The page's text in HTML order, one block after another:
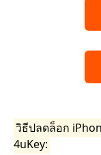
วิธีปลดล็อก
4uKey: